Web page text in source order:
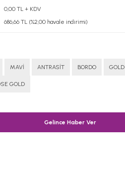
0,00 TL + KDV
686,66 TL (%2,00 havale indirimi)
MAVİ ANTRASİT BORDO GOLD
GOLD
Gelince Haber Ver